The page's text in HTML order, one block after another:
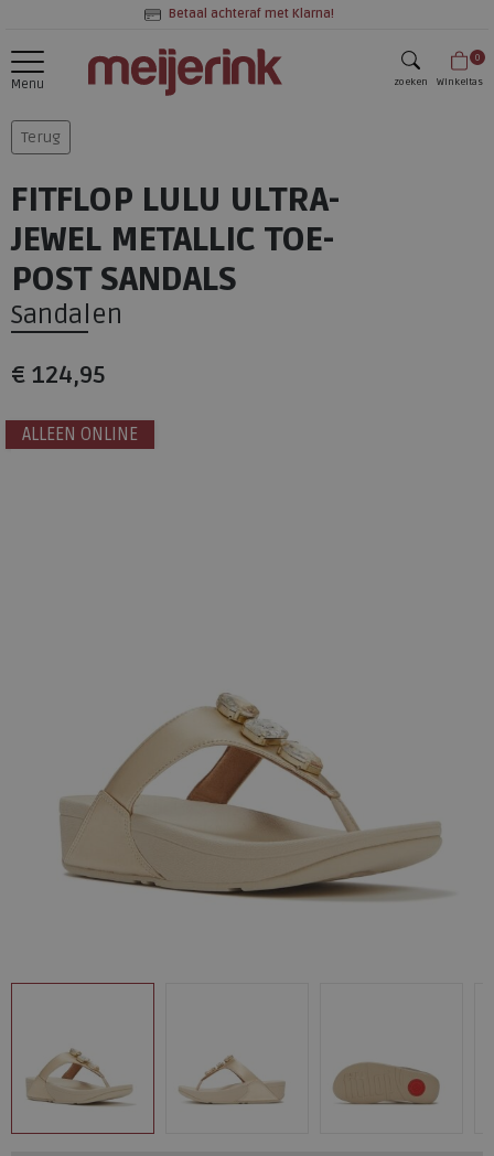
Betaal achteraf met Klarna!
Menu zoeken
0
Winkeltas
Terug
FITFLOP LULU ULTRA-
JEWEL METALLIC TOE-
POST SANDALS
Sandalen
€ 124,95
ALLEEN ONLINE